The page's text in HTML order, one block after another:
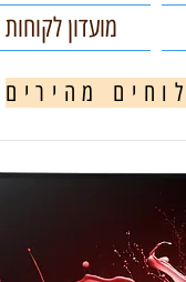
מועדון לקוחות